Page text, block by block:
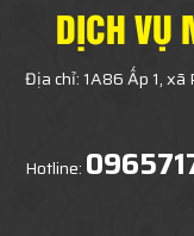
DỊCH VỤ
Địa chỉ: 1A86 Ấp 1, xã
Hotline: